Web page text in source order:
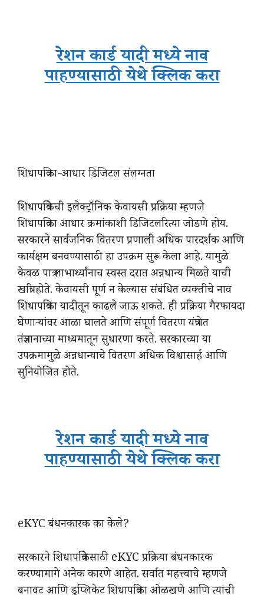
रेशन कार्ड यादी मध्ये नाव
पाहण्यासाठी येथे क्लिक करा
शिधापत्रिका-आधार डिजिटल संलग्नता
शिधापत्रिकेची इलेक्ट्रॉनिक केवायसी प्रक्रिया म्हणजे
शिधापत्रिका आधार क्रमांकाशी डिजिटलरित्या जोडणे होय.
सरकारने सार्वजनिक वितरण प्रणाली अधिक पारदर्शक आणि
कार्यक्षम बनवण्यासाठी हा उपक्रम सुरू केला आहे. यामुळे
केवळ पात्र लाभार्थ्यांनाच स्वस्त दरात अन्नधान्य मिळते याची
खात्री होते. केवायसी पूर्ण न केल्यास संबंधित व्यक्तीचे नाव
शिधापत्रिका यादीतून काढले जाऊ शकते. ही प्रक्रिया गैरफायदा
घेणाऱ्यांवर आळा घालते आणि संपूर्ण वितरण यंत्रणेत
तंत्रज्ञानाच्या माध्यमातून सुधारणा करते. सरकारच्या या
उपक्रमामुळे अन्नधान्याचे वितरण अधिक विश्वासार्ह आणि
सुनियोजित होते.
रेशन कार्ड यादी मध्ये नाव
पाहण्यासाठी येथे क्लिक करा
eKYC बंधनकारक का केले?
सरकारने शिधापत्रिकेसाठी eKYC प्रक्रिया बंधनकारक
करण्यामागे अनेक कारणे आहेत. सर्वात महत्त्वाचे म्हणजे